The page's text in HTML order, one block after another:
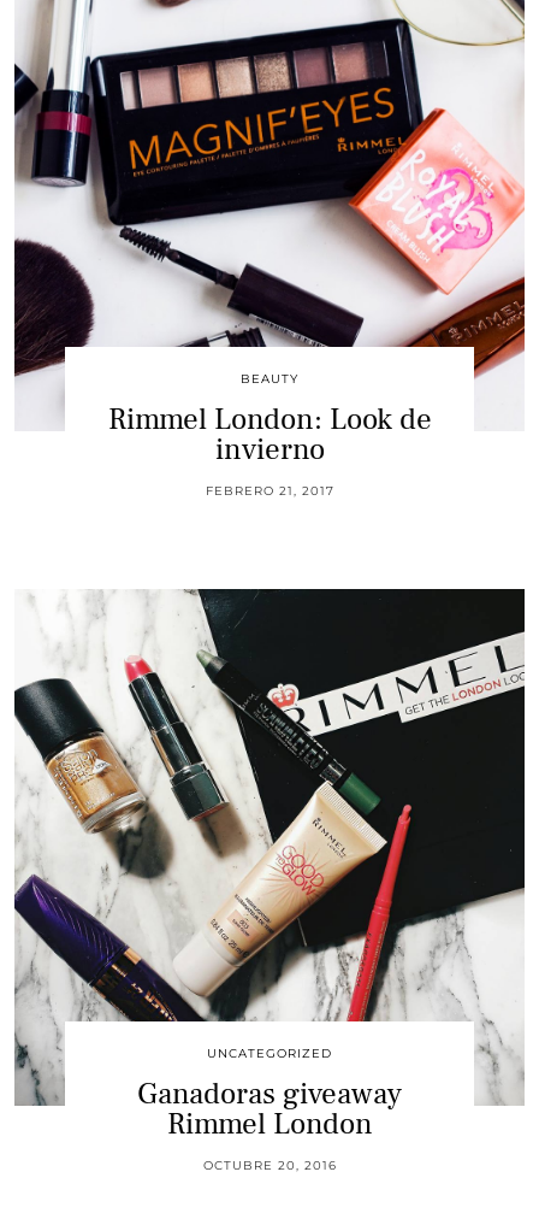
BEAUTY
Rimmel London: Look de
invierno
FEBRERO 21, 2017
UNCATEGORIZED
Ganadoras giveaway
Rimmel London
OCTUBRE 20, 2016